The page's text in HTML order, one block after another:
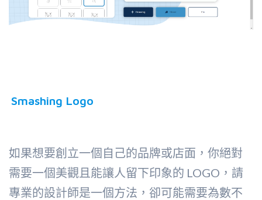
Smashing Logo
如果想要創立一個自己的品牌或店面，你絕對
需要一個美觀且能讓人留下印象的 LOGO，請
專業的設計師是一個方法，卻可能需要為數不